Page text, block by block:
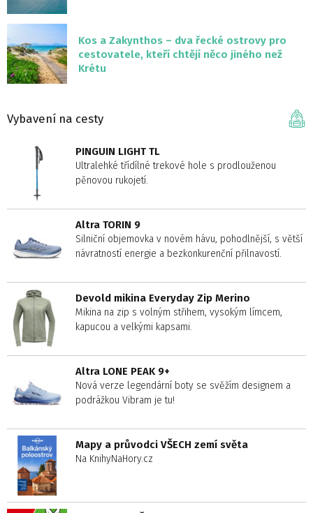
Kos a Zakynthos – dva řecké ostrovy pro
cestovatele, kteří chtějí něco jiného než
Krétu
Vybavení na cesty
PINGUIN LIGHT TL
Ultralehké třídílné trekové hole s prodlouženou
pěnovou rukojetí.
Altra TORIN 9
Silniční objemovka v novém hávu, pohodlnější, s větší
návratností energie a bezkonkurenční přilnavostí.
Devold mikina Everyday Zip Merino
Mikina na zip s volným střihem, vysokým límcem,
kapucou a velkými kapsami.
Altra LONE PEAK 9+
Nová verze legendární boty se svěžím designem a
podrážkou Vibram je tu!
Mapy a průvodci VŠECH zemí světa
Na KnihyNaHory.cz